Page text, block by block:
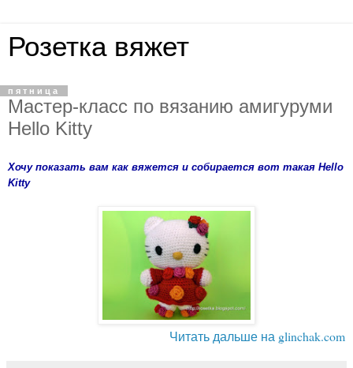
Розетка вяжет
пятница
Мастер-класс по вязанию амигуруми
Hello Kitty
Хочу показать вам как вяжется и собирается вот такая Hello
Kitty
Читать дальше на glinchak.com